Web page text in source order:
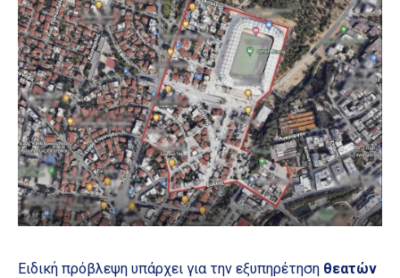
Ειδική πρόβλεψη υπάρχει για την εξυπηρέτηση θεατών